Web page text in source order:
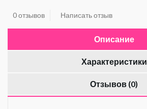
0 отзывов Написать отзыв
Описание
Характеристики
Отзывов (0)